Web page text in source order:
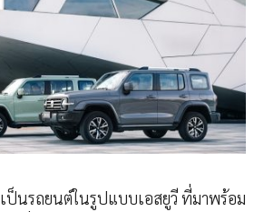
เป็นรถยนต์ในรูปแบบเอสยูวี ที่มาพร้อม